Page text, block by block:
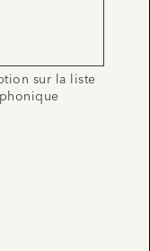
sur la liste